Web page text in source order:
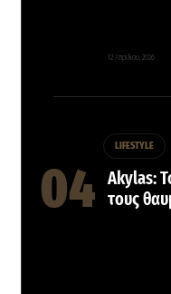
12 Απριλίου, 2026
LIFESTYLE
Akylas:
τους